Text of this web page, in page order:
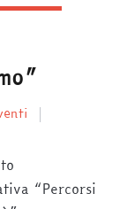
“Percorsi